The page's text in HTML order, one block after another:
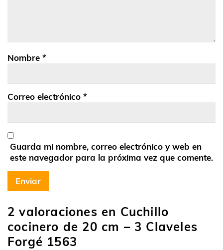
2 valoraciones en Cuchillo
cocinero de 20 cm – 3 Claveles
Forgé 1563
Nombre *
Correo electrónico *
Guarda mi nombre, correo electrónico y web en
este navegador para la próxima vez que comente.